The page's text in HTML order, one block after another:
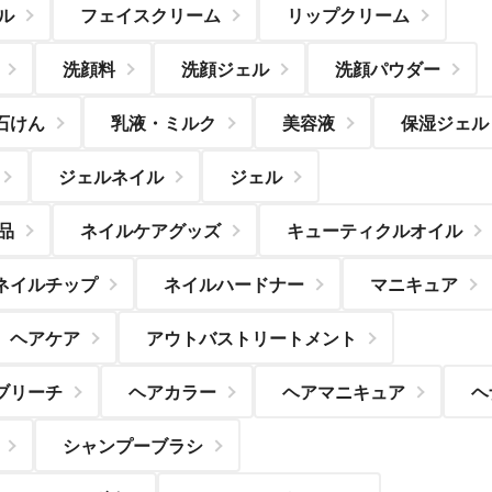
フェイスクリーム リップクリーム
洗顔料 洗顔ジェル 洗顔パウダー
けん 乳液・ミルク 美容液 保湿ジェル
ジェルネイル ジェル
ネイルケアグッズ キューティクルオイル
イルチップ ネイルハードナー マニキュア
ヘアケア アウトバストリートメント
リーチ ヘアカラー ヘアマニキュア
シャンプーブラシ